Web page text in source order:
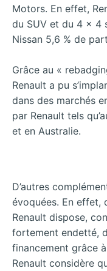
Motors. En effet,
du SUV et du 4 x 4
Nissan 5,6 % de
Grâce au «
Renault a pu
dans des marchés
par Renault tels
et en Australie.
D’autres
évoquées. En effet,
Renault dispose,
fortement endetté,
financement grâce
Renault considère